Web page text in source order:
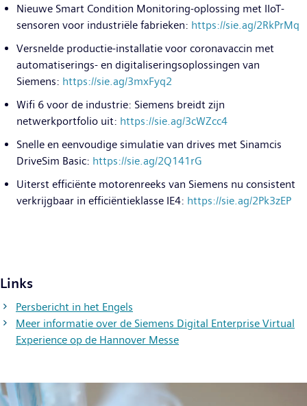
Nieuwe Smart Condition Monitoring-oplossing met IIoT-
sensoren voor industriële fabrieken: https://sie.ag/2RkPrMq
Versnelde productie-installatie voor coronavaccin met
automatiserings- en digitaliseringsoplossingen van
Siemens: https://sie.ag/3mxFyq2
Wifi 6 voor de industrie: Siemens breidt zijn
netwerkportfolio uit: https://sie.ag/3cWZcc4
Snelle en eenvoudige simulatie van drives met Sinamcis
DriveSim Basic: https://sie.ag/2Q141rG
Uiterst efficiënte motorenreeks van Siemens nu consistent
verkrijgbaar in efficiëntieklasse IE4: https://sie.ag/2Pk3zEP
Links
Persbericht in het Engels
Meer informatie over de Siemens Digital Enterprise Virtual
Experience op de Hannover Messe